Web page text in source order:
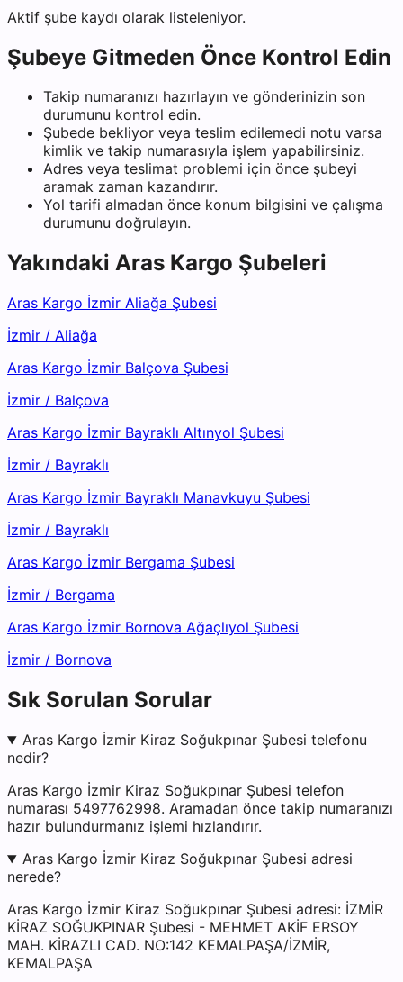
Aktif şube kaydı olarak listeleniyor.
Şubeye Gitmeden Önce Kontrol Edin
Takip numaranızı hazırlayın ve gönderinizin son
durumunu kontrol edin.
Şubede bekliyor veya teslim edilemedi notu varsa
kimlik ve takip numarasıyla işlem yapabilirsiniz.
Adres veya teslimat problemi için önce şubeyi
aramak zaman kazandırır.
Yol tarifi almadan önce konum bilgisini ve çalışma
durumunu doğrulayın.
Yakındaki Aras Kargo Şubeleri
Aras Kargo İzmir Aliağa Şubesi
İzmir / Aliağa
Aras Kargo İzmir Balçova Şubesi
İzmir / Balçova
Aras Kargo İzmir Bayraklı Altınyol Şubesi
İzmir / Bayraklı
Aras Kargo İzmir Bayraklı Manavkuyu Şubesi
İzmir / Bayraklı
Aras Kargo İzmir Bergama Şubesi
İzmir / Bergama
Aras Kargo İzmir Bornova Ağaçlıyol Şubesi
İzmir / Bornova
Sık Sorulan Sorular
Aras Kargo İzmir Kiraz Soğukpınar Şubesi telefonu
nedir?
Aras Kargo İzmir Kiraz Soğukpınar Şubesi telefon
numarası 5497762998. Aramadan önce takip numaranızı
hazır bulundurmanız işlemi hızlandırır.
Aras Kargo İzmir Kiraz Soğukpınar Şubesi adresi
nerede?
Aras Kargo İzmir Kiraz Soğukpınar Şubesi adresi: İZMİR
KİRAZ SOĞUKPINAR Şubesi - MEHMET AKİF ERSOY
MAH. KİRAZLI CAD. NO:142 KEMALPAŞA/İZMİR,
KEMALPAŞA